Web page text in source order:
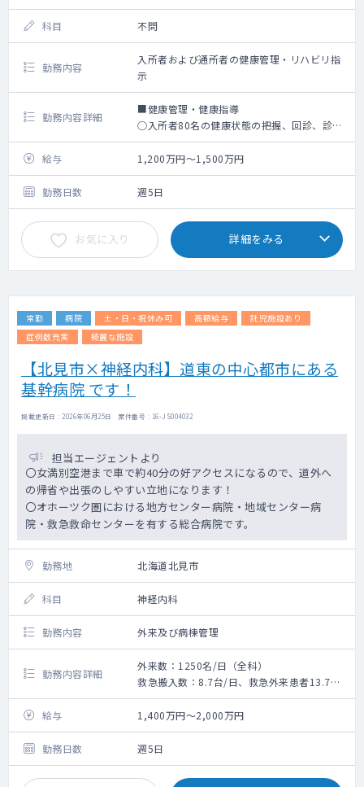
科目 不問
勤務内容
入所者および通所者の健康管理・リハビリ指
示
勤務内容詳細
■健康管理・健康指導
○入所者80名の健康状態の把握、回診、診
断、治療、処方など。
○通所リハビリ利用者登録者100名のリハビ
リ会議出席。
○訪問リハビリテーション利用者30名のリハ
ビリ会議出席。
○慢性疾患の管理や日常的な健康管理。
○栄養管理、感染症対策
○入所利用者の看取り対応。
○オンコール対応：時間外(勤務時間以降、ま
らく看取り)
○利用者の状態を把握した上で主に医療職へ
■医療機関との連携
○老健での治療範囲を超えて受診が必要にな
った場合、外部の医療機関との連携を行う。
給与 1,200万円～1,500万円
勤務日数 週5日
お気に入り 詳細をみる
常勤 病院 土・日・祝休み可 高額給与
託児施設あり
症例数充実
綺麗な施設
【北見市×神経内科】道東の中心都市にある
基幹病院 です！
掲載更新日 : 2026年06月25日 案件番号 : 16-JS004032
担当エージェントより
〇女満別空港まで車で約40分の好アクセスになるので、道外へ
の帰省や出張のしやすい立地になります！
〇オホーツク圏における地方センター病院・地域センター病
院・救急救命センターを有する総合病院です。
勤務地 北海道北見市
科目 神経内科
勤務内容 外来及び病棟管理
勤務内容詳細
外来数：1250名/日（全科）
救急搬入数：8.7台/日、救急外来患者13.7名/
日
◇外来数：1250名/日（全科）
◇救急搬入数：8.7台/日、救急外来患者13.7
名/日
給与 1,400万円～2,000万円
勤務日数 週5日